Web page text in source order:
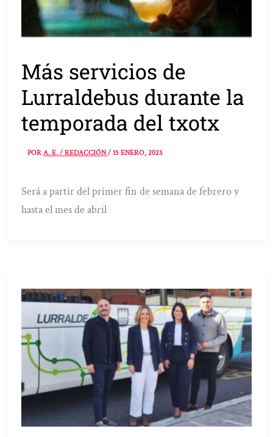
Más servicios de
Lurraldebus durante la
temporada del txotx
PORA. E. / REDACCIÓN/15 ENERO, 2025
Será a partir del primer fin de semana de febrero y
hasta el mes de abril